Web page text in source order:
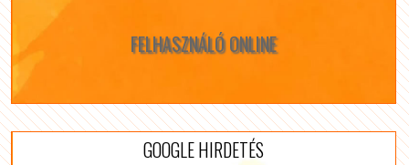
FELHASZNÁLÓ ONLINE
GOOGLE HIRDETÉS